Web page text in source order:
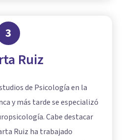
3
Ruiz
de Psicología en la
y más tarde se especializó
Cabe destacar
Ruiz ha trabajado